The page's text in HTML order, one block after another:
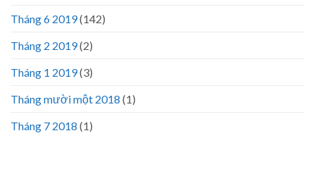
Tháng 6 2019(142)
Tháng 2 2019(2)
Tháng 1 2019(3)
Tháng mười một 2018 (1)
Tháng 7 2018 (1)